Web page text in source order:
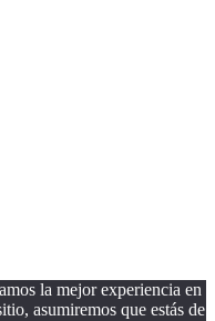
la mejor experiencia en
asumiremos que estás de